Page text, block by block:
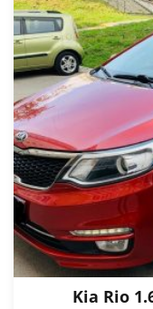
Kia Rio